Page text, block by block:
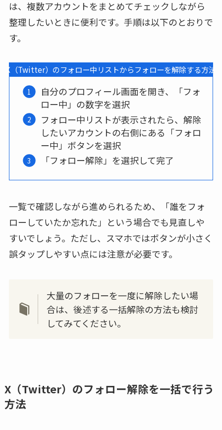
は、複数アカウントをまとめてチェックしながら
整理したいときに便利です。手順は以下のとおりで
す。
X（Twitter）のフォロー中リストからフォローを解除する方法
自分のプロフィール画面を開き、「フォ
ロー中」の数字を選択
フォロー中リストが表示されたら、解除
したいアカウントの右側にある「フォロ
ー中」ボタンを選択
「フォロー解除」を選択して完了
一覧で確認しながら進められるため、「誰をフォ
ローしていたか忘れた」という場合でも見直しや
すいでしょう。ただし、スマホではボタンが小さく
誤タップしやすい点には注意が必要です。
大量のフォローを一度に解除したい場
合は、後述する一括解除の方法も検討
してみてください。
X（Twitter）のフォロー解除を一括で行う
方法